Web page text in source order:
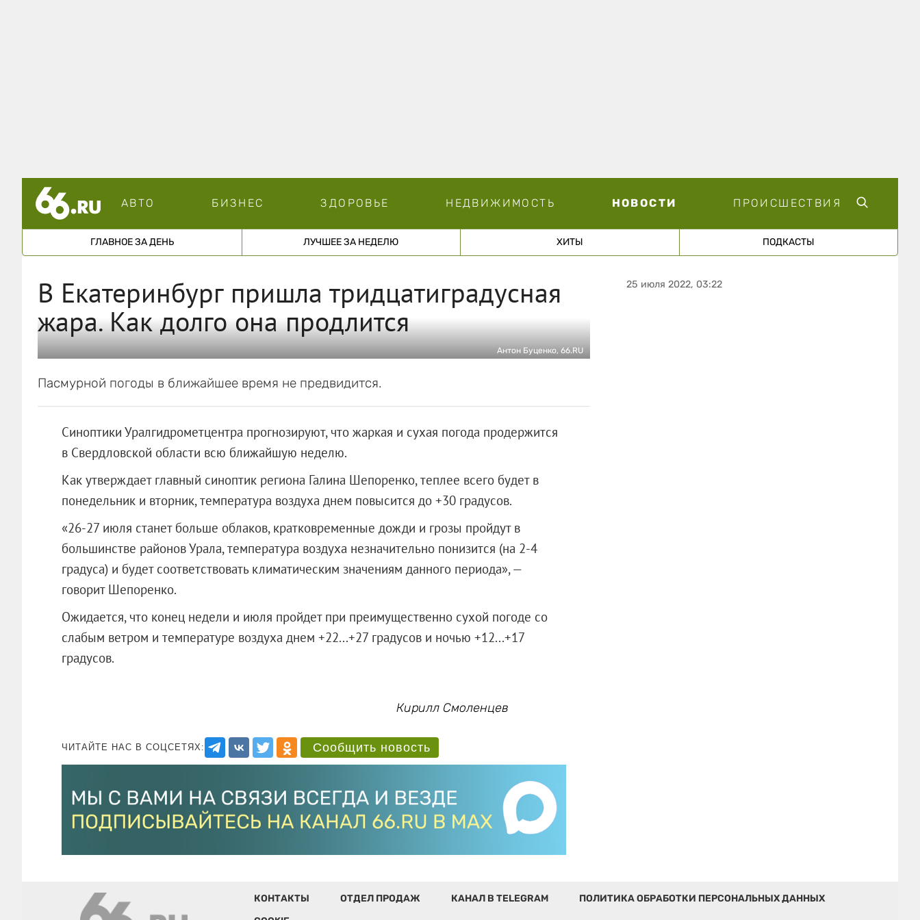
АВТО БИЗНЕС ЗДОРОВЬЕ НЕДВИЖИМОСТЬ НОВОСТИ ПРОИСШЕСТВИЯ
ГЛАВНОЕ ЗА ДЕНЬ ЛУЧШЕЕ ЗА НЕДЕЛЮ ХИТЫ ПОДКАСТЫ
В Екатеринбург пришла тридцатиградусная
жара. Как долго она продлится
Антон Буценко, 66.RU
Пасмурной погоды в ближайшее время не предвидится.
Синоптики Уралгидрометцентра прогнозируют, что жаркая и сухая погода продержится
в Свердловской области всю ближайшую неделю.
Как утверждает главный синоптик региона Галина Шепоренко, теплее всего будет в
понедельник и вторник, температура воздуха днем повысится до +30 градусов.
«26-27 июля станет больше облаков, кратковременные дожди и грозы пройдут в
большинстве районов Урала, температура воздуха незначительно понизится (на 2-4
градуса) и будет соответствовать климатическим значениям данного периода», —
говорит Шепоренко.
Ожидается, что конец недели и июля пройдет при преимущественно сухой погоде со
слабым ветром и температуре воздуха днем +22...+27 градусов и ночью +12...+17
градусов.
Кирилл Смоленцев
ЧИТАЙТЕ НАС В СОЦСЕТЯХ: Сообщить новость
25 июля 2022, 03:22
КОНТАКТЫ ОТДЕЛ ПРОДАЖ КАНАЛ В TELEGRAM
ПОЛИТИКА ОБРАБОТКИ ПЕРСОНАЛЬНЫХ ДАННЫХ